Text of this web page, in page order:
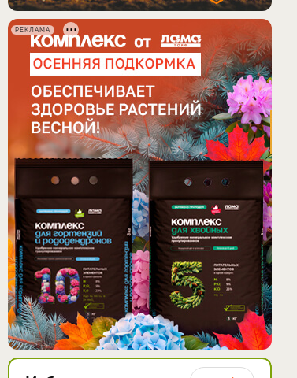
РЕКЛАМА